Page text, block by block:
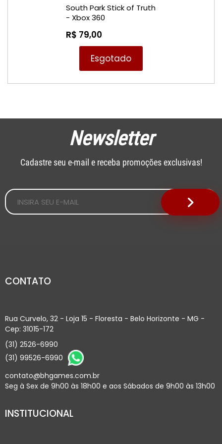
South Park Stick of Truth
- Xbox 360
R$ 79,00
Esgotado
Newsletter
Cadastre seu e-mail e receba promoções exclusivas!
CONTATO
Rua Curvelo, 32 - Loja 15 - Floresta - Belo Horizonte - MG -
Cep: 31015-172
(31) 2526-6990
(31) 99526-6990
contato@bhgames.com.br
Seg à Sex de 9h00 às 18h00 e aos Sábados de 9h00 às 13h00
INSTITUCIONAL